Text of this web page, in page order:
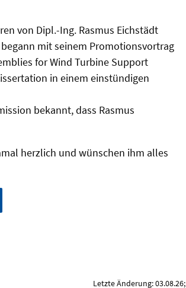
von Dipl.-Ing. Rasmus Eichstädt
mit seinem Promotionsvortrag
for Wind Turbine Support
in einem einstündigen
bekannt, dass Rasmus
herzlich und wünschen ihm alles
Letzte Änderung: 03.08.26;